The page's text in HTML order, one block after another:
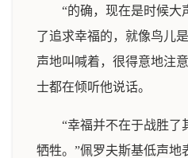
“的确，现在是时候大
了追求幸福的，就像鸟儿
声地叫喊着，很得意地注
士都在倾听他说话。
“幸福并不在于战胜了
牺牲。”佩罗夫斯基低声地